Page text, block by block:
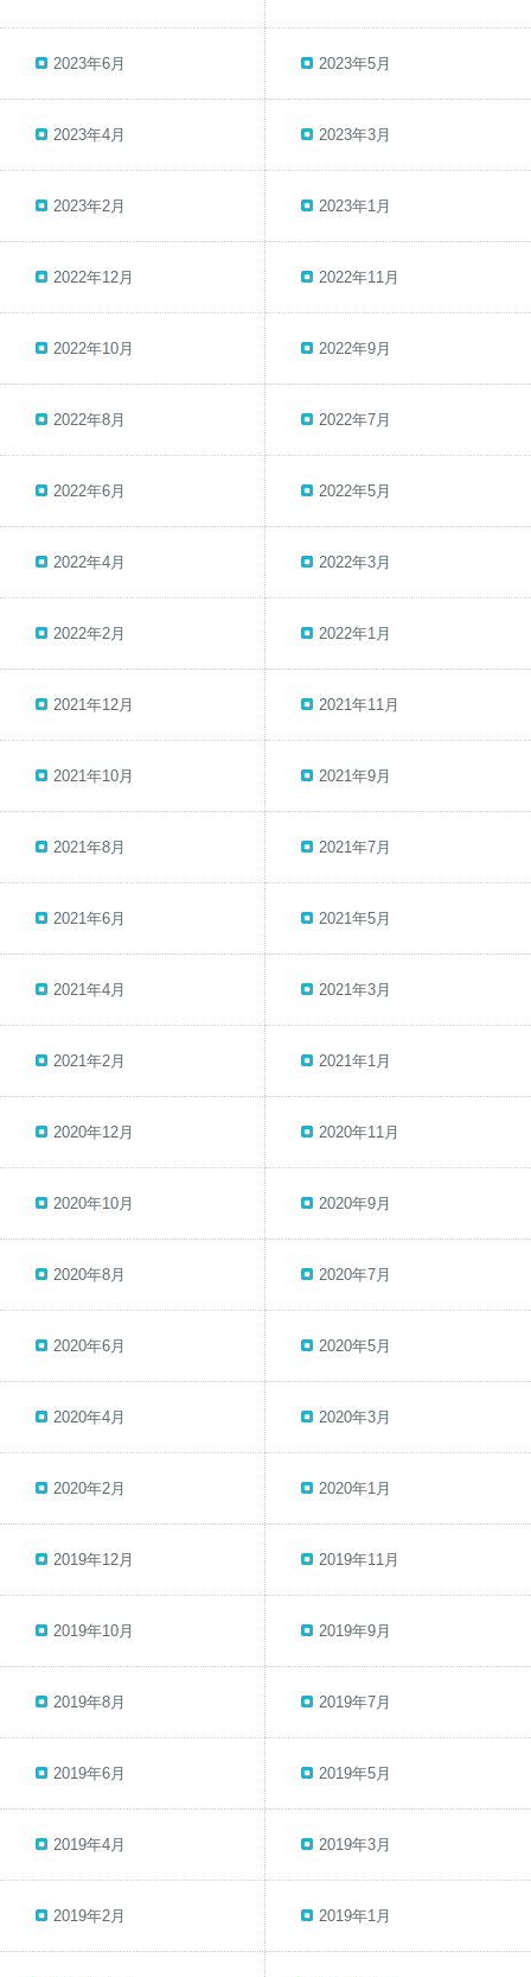
2023年6月 2023年5月
2023年4月 2023年3月
2023年2月 2023年1月
2022年12月 2022年11月
2022年10月 2022年9月
2022年8月 2022年7月
2022年6月 2022年5月
2022年4月 2022年3月
2022年2月 2022年1月
2021年12月 2021年11月
2021年10月 2021年9月
2021年8月 2021年7月
2021年6月 2021年5月
2021年4月 2021年3月
2021年2月 2021年1月
2020年12月 2020年11月
2020年10月 2020年9月
2020年8月 2020年7月
2020年6月 2020年5月
2020年4月 2020年3月
2020年2月 2020年1月
2019年12月 2019年11月
2019年10月 2019年9月
2019年8月 2019年7月
2019年6月 2019年5月
2019年4月 2019年3月
2019年2月 2019年1月